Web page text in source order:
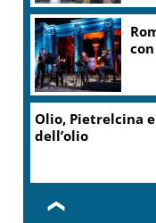
Olio, Pietrelcina
dell’olio
❮